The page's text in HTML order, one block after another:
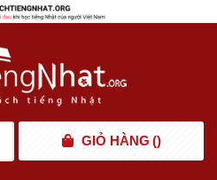
GIỎ HÀNG ()